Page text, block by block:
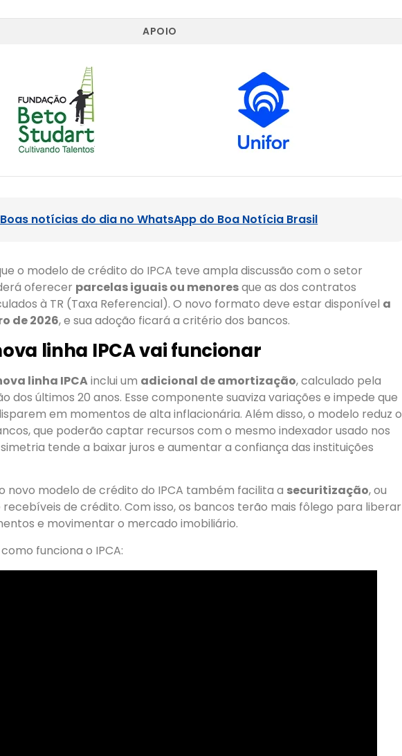
APOIO
notícias do dia no WhatsApp do Boa Notícia Brasil
o modelo de crédito do IPCA teve ampla discussão com o setor
oferecer parcelas iguais ou menoresque as dos contratos
à TR (Taxa Referencial). O novo formato deve estar disponível a
de 2026, e sua adoção ficará a critério dos bancos.
linha IPCA vai funcionar
linha IPCAinclui um adicional de amortização, calculado pela
dos últimos 20 anos. Esse componente suaviza variações e impede que
em momentos de alta inflacionária. Além disso, o modelo reduz o
que poderão captar recursos com o mesmo indexador usado nos
tende a baixar juros e aumentar a confiança das instituições
novo modelo de crédito do IPCA também facilita a securitização, ou
recebíveis de crédito. Com isso, os bancos terão mais fôlego para liberar
e movimentar o mercado imobiliário.
funciona o IPCA: